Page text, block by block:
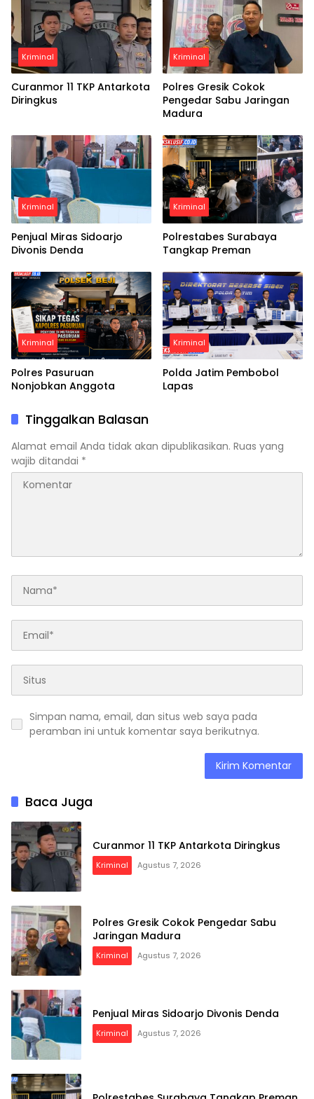
Kriminal
Curanmor 11 TKP Antarkota
Diringkus
Kriminal
Polres Gresik Cokok
Pengedar Sabu Jaringan
Madura
Kriminal
Penjual Miras Sidoarjo
Divonis Denda
Kriminal
Polrestabes Surabaya
Tangkap Preman
Kriminal
Polres Pasuruan
Nonjobkan Anggota
Kriminal
Polda Jatim Pembobol
Lapas
Tinggalkan Balasan
Alamat email Anda tidak akan dipublikasikan. Ruas yang
wajib ditandai *
Simpan nama, email, dan situs web saya pada
peramban ini untuk komentar saya berikutnya.
Baca Juga
Curanmor 11 TKP Antarkota Diringkus
Kriminal Agustus 7, 2026
Polres Gresik Cokok Pengedar Sabu
Jaringan Madura
Kriminal Agustus 7, 2026
Penjual Miras Sidoarjo Divonis Denda
Kriminal Agustus 7, 2026